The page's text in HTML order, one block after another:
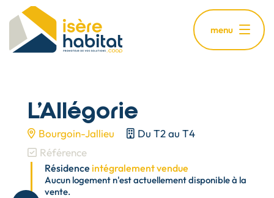
au
contenu
principal
menu
L'Allégorie
Bourgoin-Jallieu
Du T2 au T4
Référence
Résidence intégralement vendue
Aucun logement n'est actuellement disponible à la
vente.